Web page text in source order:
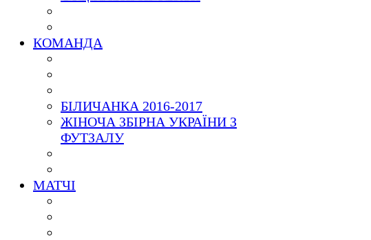
КОМАНДА
БІЛИЧАНКА 2016-2017
ЖІНОЧА ЗБІРНА УКРАЇНИ З
ФУТЗАЛУ
МАТЧІ